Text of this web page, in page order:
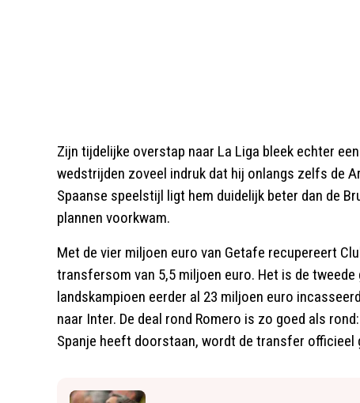
Zijn tijdelijke overstap naar La Liga bleek echter
wedstrijden zoveel indruk dat hij onlangs zelfs de
Spaanse speelstijl ligt hem duidelijk beter dan de
plannen voorkwam.
Met de vier miljoen euro van Getafe recupereert
transfersom van 5,5 miljoen euro. Het is de
landskampioen eerder al 23 miljoen euro
naar Inter. De deal rond Romero is zo goed als
Spanje heeft doorstaan, wordt de transfer officieel